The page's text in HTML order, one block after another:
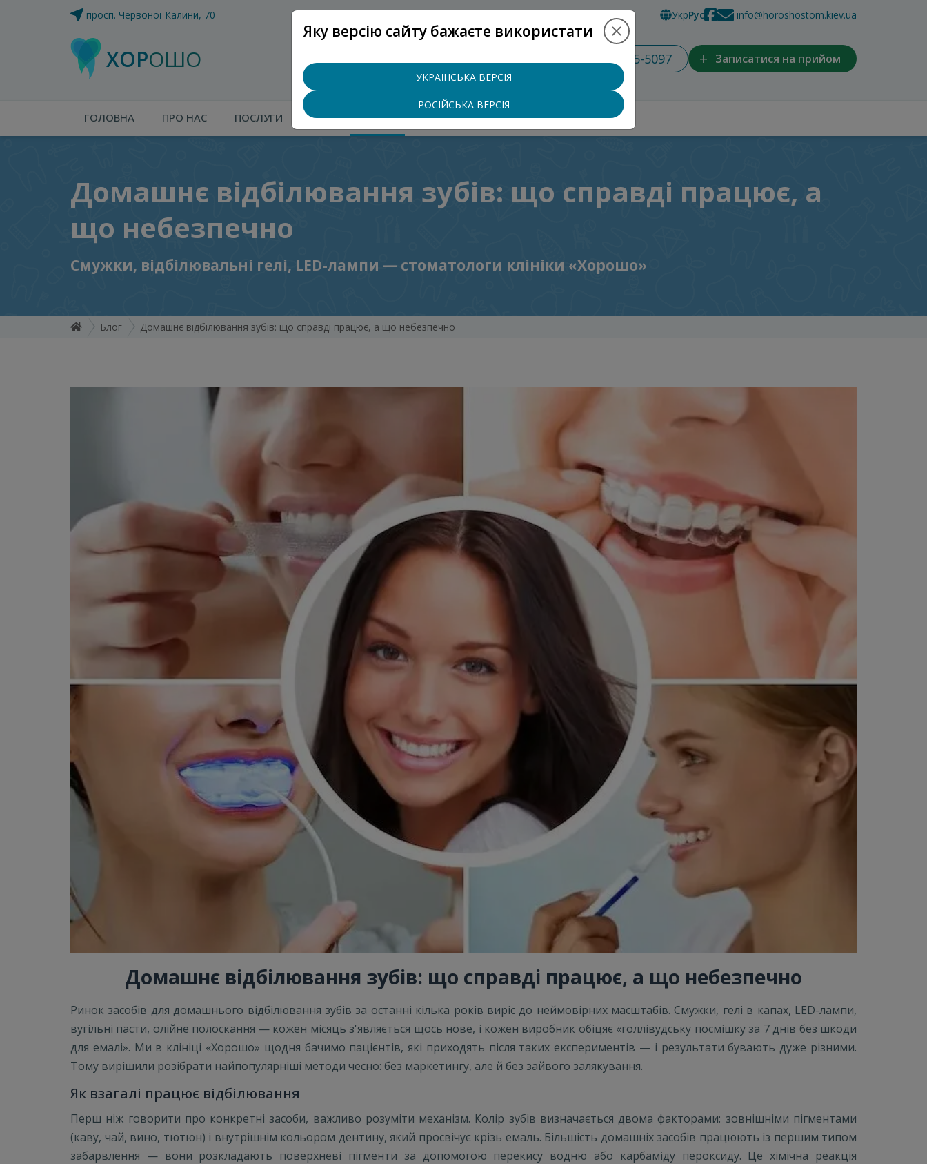
просп. Червоної Калини, 70 УкрРус info@horoshostom.kiev.ua
ХОРОШО +38 (097) 965-5097 + Записатися на прийом
ГОЛОВНА ПРО НАС ПОСЛУГИ ЦІНИ БЛОГ КОНТАКТИ
Домашнє відбілювання зубів: що справді працює, а
що небезпечно
Смужки, відбілювальні гелі, LED-лампи — стоматологи клініки «Хорошо»
Блог Домашнє відбілювання зубів: що справді працює, а що небезпечно
Домашнє відбілювання зубів: що справді працює, а що небезпечно
Ринок засобів для домашнього відбілювання зубів за останні кілька років виріс до неймовірних масштабів. Смужки, гелі в капах, LED-лампи,
вугільні пасти, олійне полоскання — кожен місяць з'являється щось нове, і кожен виробник обіцяє «голлівудську посмішку за 7 днів без шкоди
для емалі». Ми в клініці «Хорошо» щодня бачимо пацієнтів, які приходять після таких експериментів — і результати бувають дуже різними.
Тому вирішили розібрати найпопулярніші методи чесно: без маркетингу, але й без зайвого залякування.
Як взагалі працює відбілювання
Перш ніж говорити про конкретні засоби, важливо розуміти механізм. Колір зубів визначається двома факторами: зовнішніми пігментами
(каву, чай, вино, тютюн) і внутрішнім кольором дентину, який просвічує крізь емаль. Більшість домашніх засобів працюють із першим типом
забарвлення — вони розкладають поверхневі пігменти за допомогою перекису водню або карбаміду пероксиду. Це хімічна реакція
Яку версію сайту бажаєте використати
УКРАЇНСЬКА ВЕРСІЯ
РОСІЙСЬКА ВЕРСІЯ